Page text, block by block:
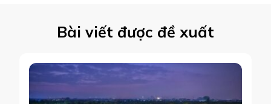
Bài viết được đề xuất